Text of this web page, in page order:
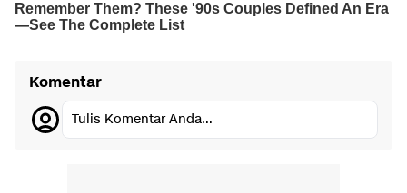
Komentar
Tulis Komentar Anda...